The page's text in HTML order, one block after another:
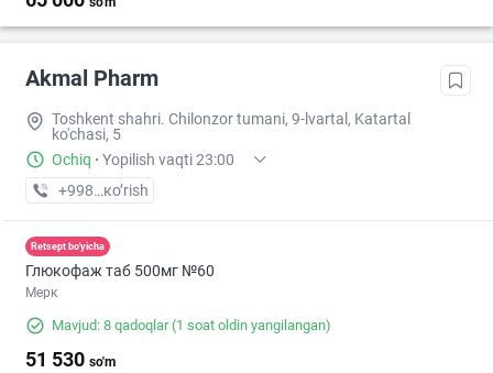
Akmal Pharm
Toshkent shahri. Chilonzor tumani, 9-lvartal, Katartal
ko'chasi, 5
Ochiq · Yopilish vaqti 23:00
+998 (99) XXX-XX-XX
кo’rish
Retsept bo'yicha
Глюкофаж таб 500мг №60
Мерк
Mavjud: 8 qadoqlar(1 soat oldin yangilangan)
51 530 so'm